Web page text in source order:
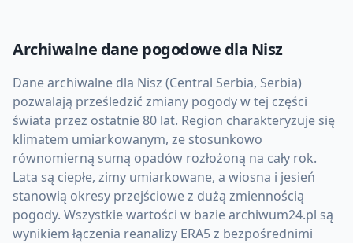
Archiwalne dane pogodowe dla Nisz
Dane archiwalne dla Nisz (Central Serbia, Serbia)
pozwalają prześledzić zmiany pogody w tej części
świata przez ostatnie 80 lat. Region charakteryzuje się
klimatem umiarkowanym, ze stosunkowo
równomierną sumą opadów rozłożoną na cały rok.
Lata są ciepłe, zimy umiarkowane, a wiosna i jesień
stanowią okresy przejściowe z dużą zmiennością
pogody. Wszystkie wartości w bazie archiwum24.pl są
wynikiem łączenia reanalizy ERA5 z bezpośrednimi